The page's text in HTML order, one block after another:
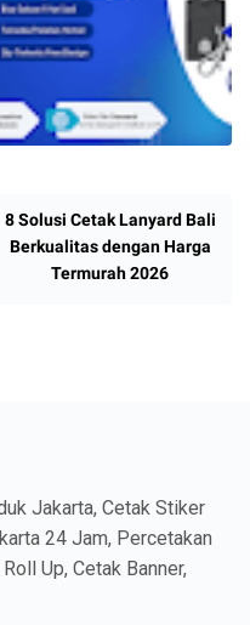
8 Solusi Cetak Lanyard Bali
Berkualitas dengan Harga
Termurah 2026
Jakarta, Cetak Stiker
24 Jam, Percetakan
Up, Cetak Banner,